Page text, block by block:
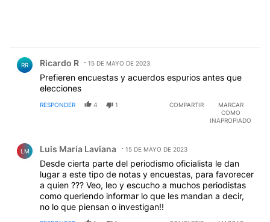
RR Ricardo R 15 DE MAYO DE 2023
Prefieren encuestas y acuerdos espurios antes que
elecciones
RESPONDER 4 1 COMPARTIR
MARCAR
COMO
INAPROPIADO
LM Luis María Laviana 15 DE MAYO DE 2023
Desde cierta parte del periodismo oficialista le dan
lugar a este tipo de notas y encuestas, para favorecer
a quien ??? Veo, leo y escucho a muchos periodistas
como queriendo informar lo que les mandan a decir,
no lo que piensan o investigan!!